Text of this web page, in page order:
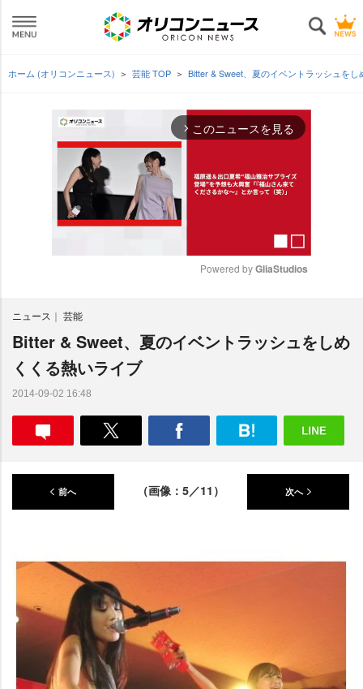
ホーム (オリコンニュース) 芸能 TOP Bitter & Sweet、夏のイベントラッシュを
arrow_forward_ios このニュースを見る
e
Powered by GliaStudios
ニュース 芸能
Bitter & Sweet、夏のイベントラッシュをしめ
くくる熱いライブ
2014-09-02 16:48
前へ （画像：5／11） 次へ